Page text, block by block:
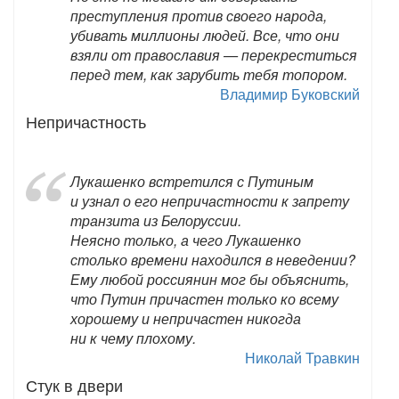
преступления против своего народа,
убивать миллионы людей. Все, что они
взяли от православия — перекреститься
перед тем, как зарубить тебя топором.
Владимир Буковский
Непричастность
Лукашенко встретился с Путиным
и узнал о его непричастности к запрету
транзита из Белоруссии.
Неясно только, а чего Лукашенко
столько времени находился в неведении?
Ему любой россиянин мог бы объяснить,
что Путин причастен только ко всему
хорошему и непричастен никогда
ни к чему плохому.
Николай Травкин
Стук в двери